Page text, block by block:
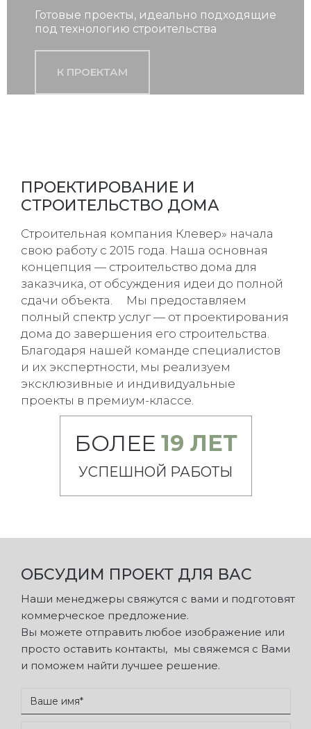
Готовые проекты, идеально подходящие
под технологию строительства
К ПРОЕКТАМ
ПРОЕКТИРОВАНИЕ И
СТРОИТЕЛЬСТВО ДОМА
Строительная компания Клевер» начала
свою работу с 2015 года. Наша основная
концепция — строительство дома для
заказчика, от обсуждения идеи до полной
сдачи объекта. Мы предоставляем
полный спектр услуг — от проектирования
дома до завершения его строительства.
Благодаря нашей команде специалистов
и их экспертности, мы реализуем
эксклюзивные и индивидуальные
проекты в премиум-классе.
БОЛЕЕ 19 ЛЕТ
УСПЕШНОЙ РАБОТЫ
ОБСУДИМ ПРОЕКТ ДЛЯ ВАС
Наши менеджеры свяжутся с вами и подготовят
коммерческое предложение.
Вы можете отправить любое изображение или
просто оставить контакты, мы свяжемся с Вами
и поможем найти лучшее решение.